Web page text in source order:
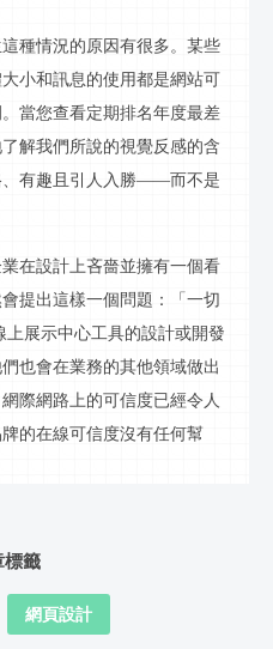
種情況的原因有很多。某些
小和訊息的使用都是網站可
當您查看定期排名年度最差
解我們所說的視覺反感的含
、有趣且引人入勝——而不是
在設計上吝嗇並擁有一個看
提出這樣一個問題：「一切
上展示中心工具的設計或開發
也會在業務的其他領域做出
際網路上的可信度已經令人
的在線可信度沒有任何幫
標籤
網頁設計